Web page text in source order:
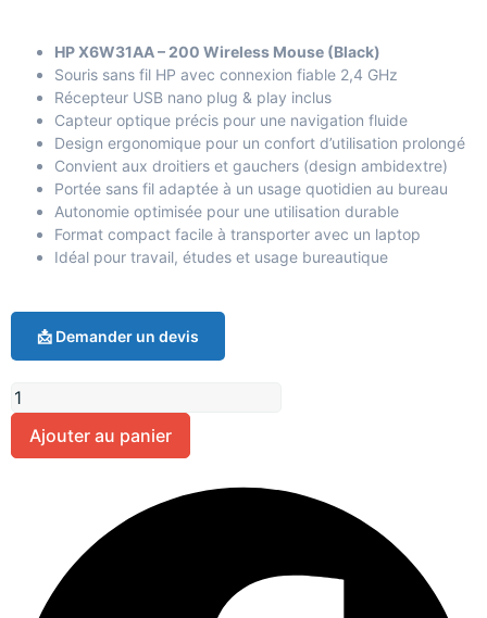
HP X6W31AA – 200 Wireless Mouse (Black)
Souris sans fil HP avec connexion fiable 2,4 GHz
Récepteur USB nano plug & play inclus
Capteur optique précis pour une navigation fluide
Design ergonomique pour un confort d’utilisation prolongé
Convient aux droitiers et gauchers (design ambidextre)
Portée sans fil adaptée à un usage quotidien au bureau
Autonomie optimisée pour une utilisation durable
Format compact facile à transporter avec un laptop
Idéal pour travail, études et usage bureautique
📩 Demander un devis
Ajouter au panier